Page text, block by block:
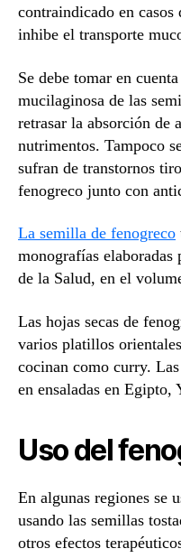
contraindicado en
inhibe el transporte
Se debe tomar en
mucilaginosa de las
retrasar la absorción de
nutrimentos. Tampoco
sufran de transtornos
fenogreco junto con
La semilla de fenogreco
monografías
de la Salud, en el
Las hojas secas de
varios platillos
cocinan como curry.
en ensaladas en Egipto,
Uso del
En algunas regiones se
usando las semillas
otros efectos